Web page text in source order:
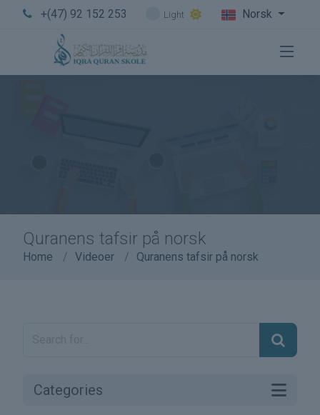
+(47) 92 152 253 Light Norsk
Quranens tafsir på norsk
Home Videoer Quranens tafsir på norsk
Categories